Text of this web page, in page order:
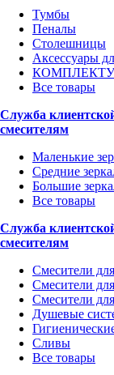
Тумбы
Пеналы
Столешницы
Аксессуары
Все товары
Служба
смесителям
Маленькие
Средние
Большие
Все товары
Служба
смесителям
Смесители
Смесители
Смесители
Душевые
Сливы
Все товары